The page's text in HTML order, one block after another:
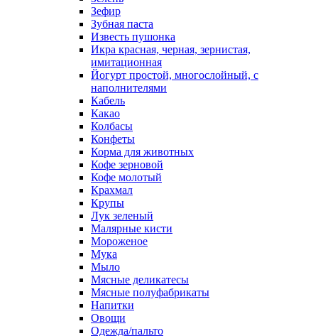
Зефир
Зубная паста
Известь пушонка
Икра красная, черная, зернистая,
имитационная
Йогурт простой, многослойный, с
наполнителями
Кабель
Какао
Колбасы
Конфеты
Корма для животных
Кофе зерновой
Кофе молотый
Крахмал
Крупы
Лук зеленый
Малярные кисти
Мороженое
Мука
Мыло
Мясные деликатесы
Мясные полуфабрикаты
Напитки
Овощи
Одежда/пальто